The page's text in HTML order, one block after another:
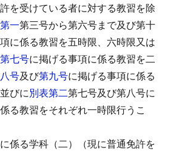
を受けている者に対する教習を除
一第三号から第六号まで及び第十
に係る教習を五時限、六時限又は
第七号に掲げる事項に係る教習を二
号及び第九号に掲げる事項に係る
びに別表第二第七号及び第八号に
る教習をそれぞれ一時限行うこ
係る学科（二）（現に普通免許を